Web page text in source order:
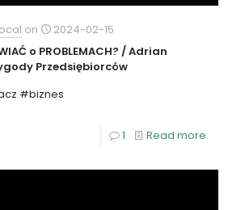
on
2024-02-15
o PROBLEMACH? / Adrian
Przedsiębiorców
#biznes
1 Read more